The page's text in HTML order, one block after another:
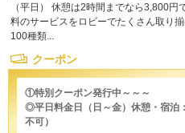
（平日） 休憩は2時間までなら3,800
料のサービスをロビーでたくさん取り
100種類...
クーポン
①特別クーポン発行中～～～
◎平日料金日（日～金）休憩・宿泊
不可）